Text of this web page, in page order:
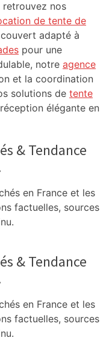
retrouvez nos
de tente de
adapté à
pour une
notre agence
et la coordination
solutions de tente
élégante en
& Tendance
en France et les
factuelles, sources
& Tendance
en France et les
factuelles, sources